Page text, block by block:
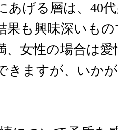
あげる層は、40
果も興味深いも
、女性の場合は
きますが、いか